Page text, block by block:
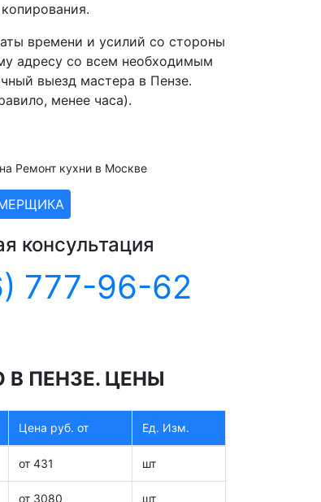
времени и усилий со стороны
адресу со всем необходимым
выезд мастера в Пензе.
менее часа).
Ремонт кухни в Москве
консультация
777-96-62
В ПЕНЗЕ. ЦЕНЫ
Цена руб. от Ед. Изм.
от 431 шт
от 3080 шт